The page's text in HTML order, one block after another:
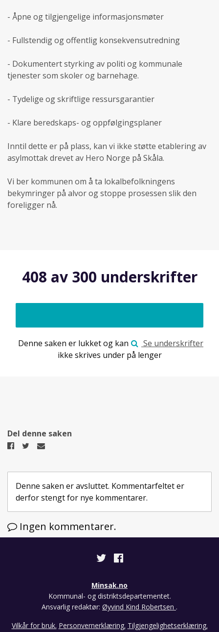
- Åpne og tilgjengelige informasjonsmøter
- Fullstendig og offentlig konsekvensutredning
- Dokumentert styrking av politi og kommunale
tjenester som skoler og barnehage.
- Tydelige og skriftlige ressursgarantier
- Klare beredskaps- og oppfølgingsplaner
Inntil dette er på plass, kan vi ikke støtte etablering av
asylmottak drevet av Hero Norge på Skåla.
Vi ber kommunen om å ta lokalbefolkningens
bekymringer på alvor og stoppe prosessen slik den
foreligger nå.
408 av 300 underskrifter
Se underskrifter
Denne saken er lukket og kan
ikke skrives under på lenger
Del denne saken
Del
Facebook
Del
Twitter
Del
epost
Denne saken er avsluttet. Kommentarfeltet er
derfor stengt for nye kommentarer.
Ingen kommentarer.
Minsak.no
Kommunal- og distriktsdepartementet.
Ansvarlig redaktør: Øyvind Kind Robertsen .
Vilkår for bruk. Personvernerklæring. Tilgjengelighetserklæring.